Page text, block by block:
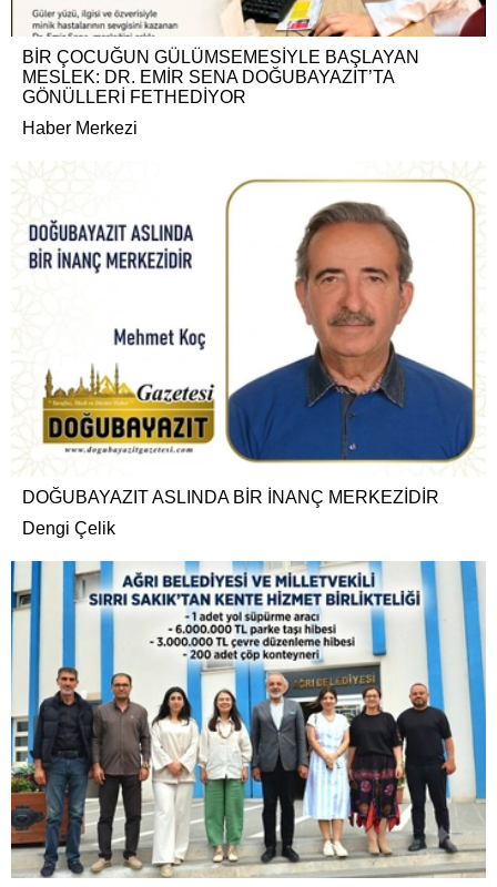
BİR ÇOCUĞUN GÜLÜMSEMESİYLE BAŞLAYAN
MESLEK: DR. EMİR SENA DOĞUBAYAZIT’TA
GÖNÜLLERİ FETHEDİYOR
Haber Merkezi
DOĞUBAYAZIT ASLINDA BİR İNANÇ MERKEZİDİR
Dengi Çelik